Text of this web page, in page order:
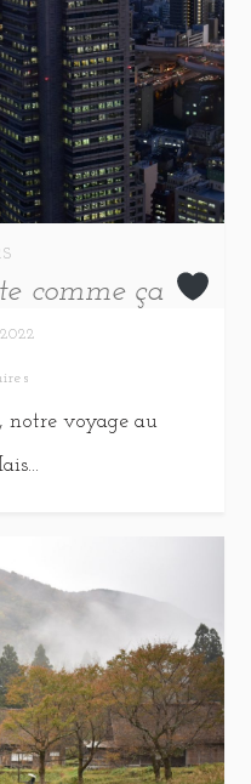
comme ça
notre voyage au